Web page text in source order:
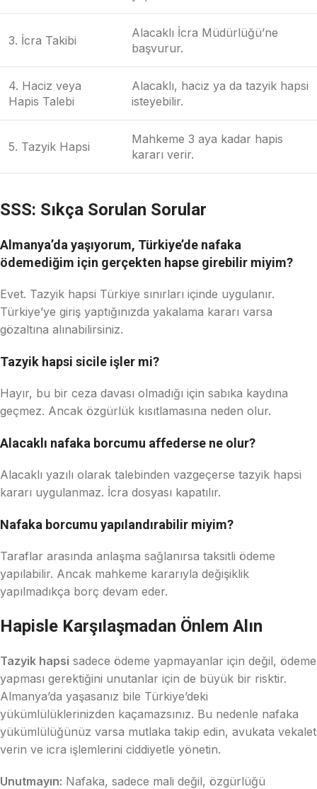
3. İcra Takibi
Alacaklı İcra Müdürlüğü’ne
başvurur.
4. Haciz veya
Hapis Talebi
Alacaklı, haciz ya da tazyik hapsi
isteyebilir.
5. Tazyik Hapsi
Mahkeme 3 aya kadar hapis
kararı verir.
SSS: Sıkça Sorulan Sorular
Almanya’da yaşıyorum, Türkiye’de nafaka
ödemediğim için gerçekten hapse girebilir miyim?
Evet. Tazyik hapsi Türkiye sınırları içinde uygulanır.
Türkiye’ye giriş yaptığınızda yakalama kararı varsa
gözaltına alınabilirsiniz.
Tazyik hapsi sicile işler mi?
Hayır, bu bir ceza davası olmadığı için sabıka kaydına
geçmez. Ancak özgürlük kısıtlamasına neden olur.
Alacaklı nafaka borcumu affederse ne olur?
Alacaklı yazılı olarak talebinden vazgeçerse tazyik hapsi
kararı uygulanmaz. İcra dosyası kapatılır.
Nafaka borcumu yapılandırabilir miyim?
Taraflar arasında anlaşma sağlanırsa taksitli ödeme
yapılabilir. Ancak mahkeme kararıyla değişiklik
yapılmadıkça borç devam eder.
Hapisle Karşılaşmadan Önlem Alın
Tazyik hapsi sadece ödeme yapmayanlar için değil, ödeme
yapması gerektiğini unutanlar için de büyük bir risktir.
Almanya’da yaşasanız bile Türkiye’deki
yükümlülüklerinizden kaçamazsınız. Bu nedenle nafaka
yükümlülüğünüz varsa mutlaka takip edin, avukata vekalet
verin ve icra işlemlerini ciddiyetle yönetin.
Unutmayın: Nafaka, sadece mali değil, özgürlüğü